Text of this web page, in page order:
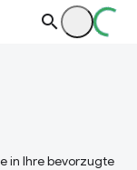
in Ihre bevorzugte